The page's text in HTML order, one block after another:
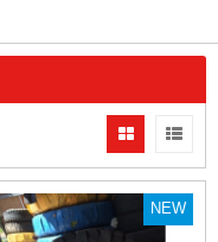
NEW